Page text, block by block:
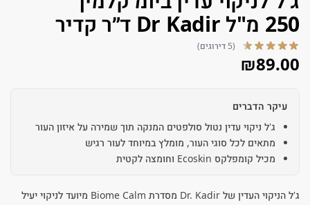
250 מ"ל Dr Kadir ד״ר קדיר
(5 דירוגים)
₪89.00
עיקר הדברים
ג'ל ניקוי עדין נטול סולפטים המנקה תוך שמירה על איזון העור
מתאים לכל סוגי העור, מומלץ במיוחד לעור רגיש
מכיל קומפלקס Ecoskin וחומצה לקטית
ג'ל הניקוי העדין של Dr. Kadir מסדרת Biome Calm מיועד לניקוי יעיל